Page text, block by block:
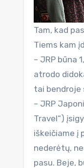
Tam, kad
Tiems kam
– JRP būna
atrodo
tai bendroje
– JRP
Travel“)
iškeičiame į
nederėtų,
pasu. Beje,